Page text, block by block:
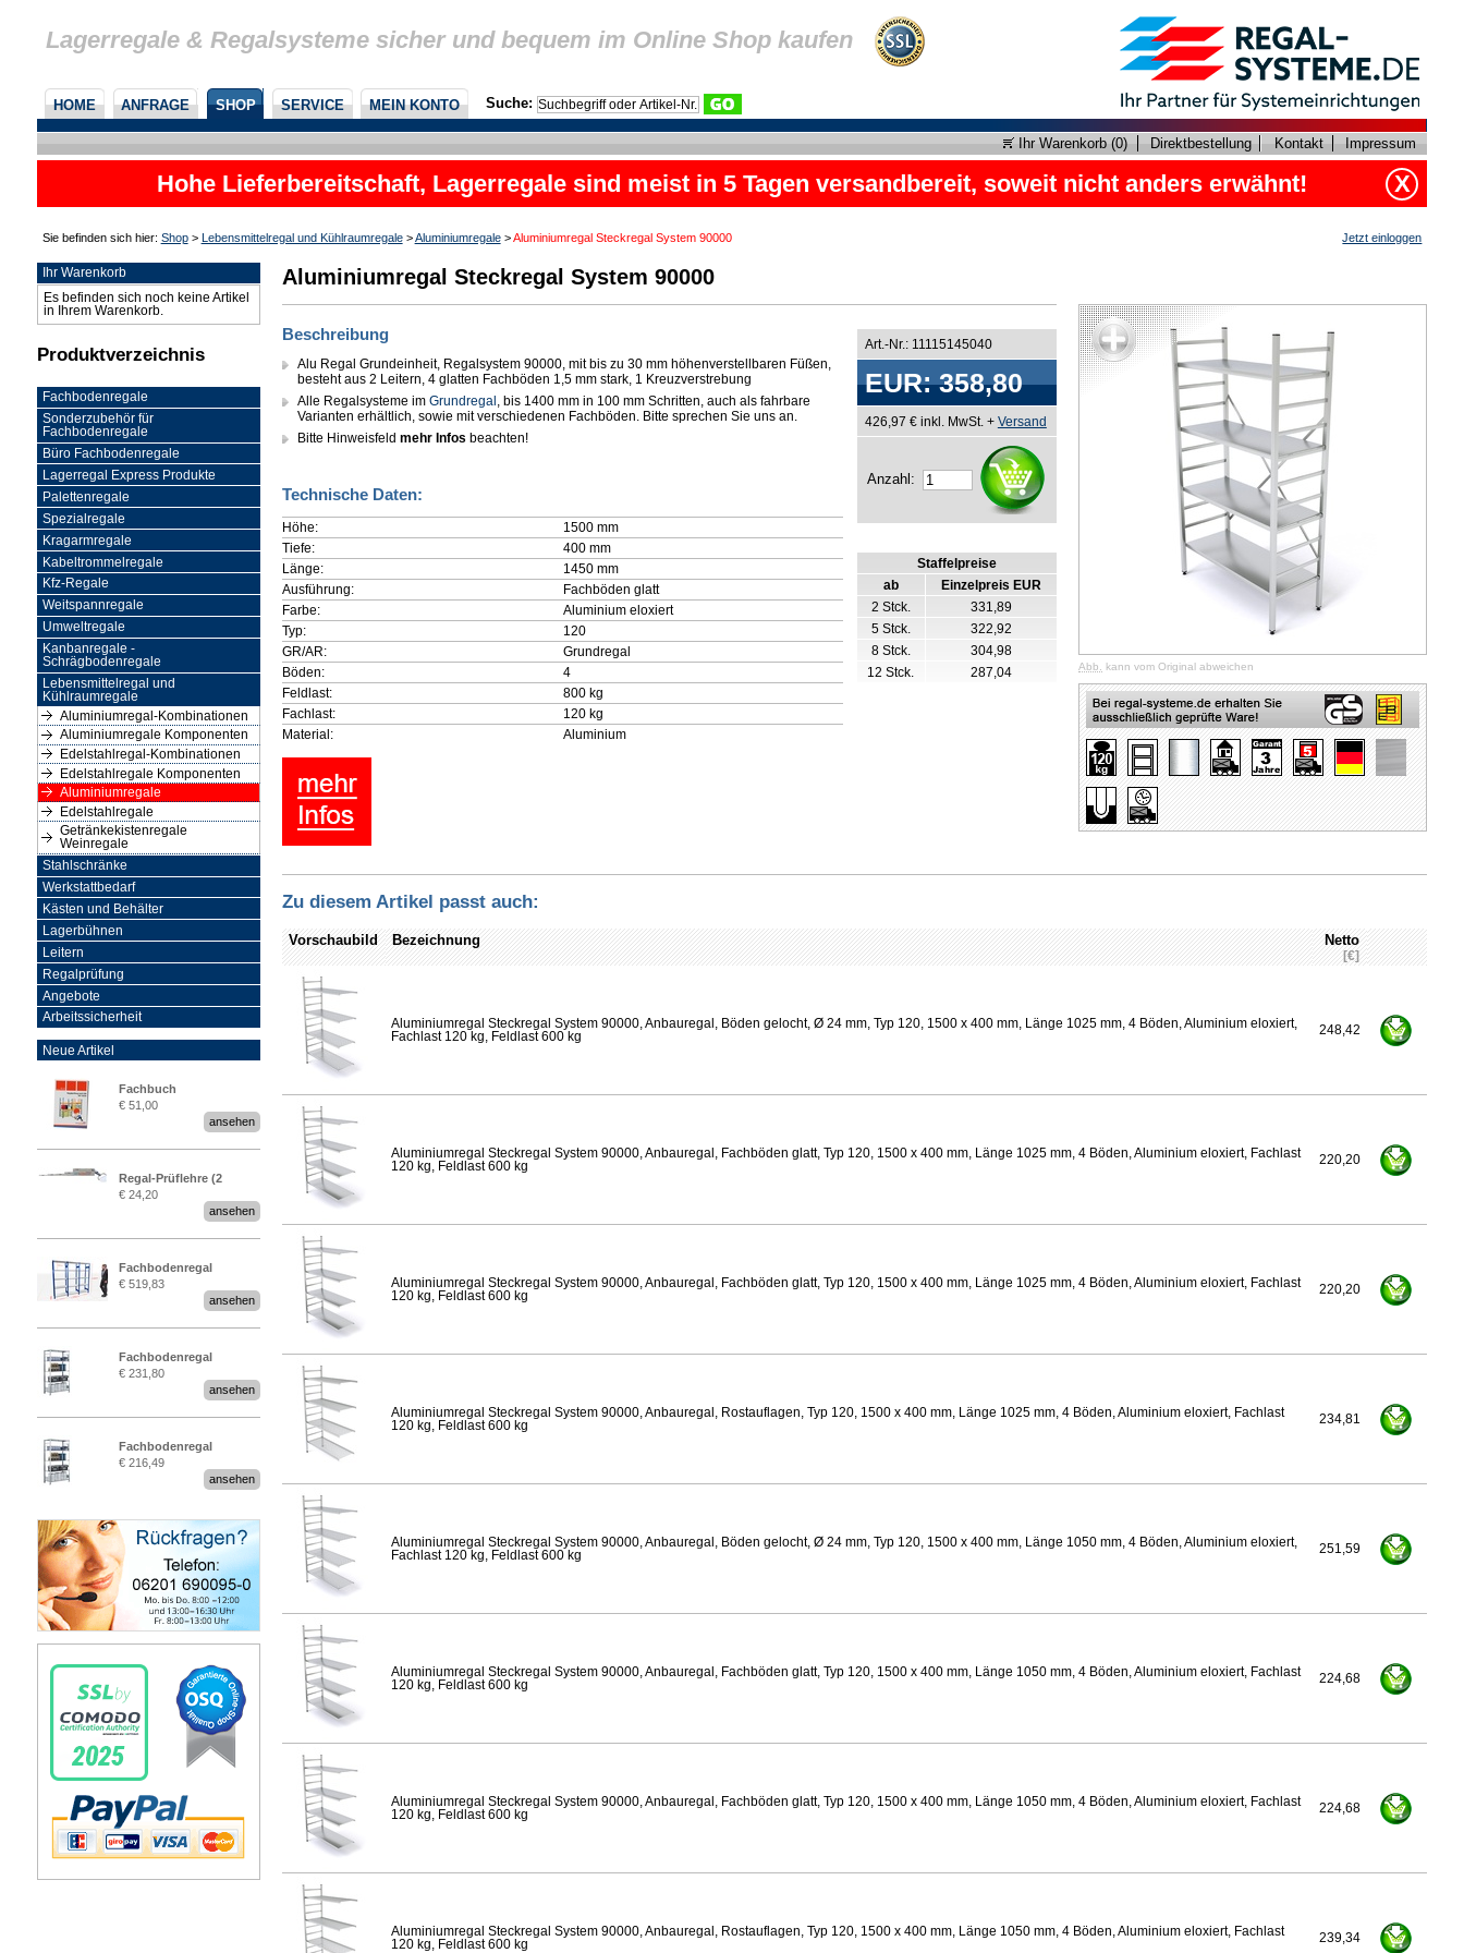
Lagerregale & Regalsysteme sicher und bequem im Online Shop kaufen
HOME ANFRAGE SHOP SERVICE MEIN KONTO Suche:
Ihr Warenkorb (0) Direktbestellung Kontakt Impressum
Hohe Lieferbereitschaft, Lagerregale sind meist in 5 Tagen versandbereit, soweit nicht anders erwähnt! X
Jetzt einloggen
Sie befinden sich hier: Shop> Lebensmittelregal und Kühlraumregale>Aluminiumregale>Aluminiumregal Steckregal System 90000
Ihr Warenkorb
Es befinden sich noch keine Artikel
in Ihrem Warenkorb.
Produktverzeichnis
Fachbodenregale
Sonderzubehör für
Fachbodenregale
Büro Fachbodenregale
Lagerregal Express Produkte
Palettenregale
Spezialregale
Kragarmregale
Kabeltrommelregale
Kfz-Regale
Weitspannregale
Umweltregale
Kanbanregale -
Schrägbodenregale
Lebensmittelregal und
Kühlraumregale
Aluminiumregal-Kombinationen
Aluminiumregale Komponenten
Edelstahlregal-Kombinationen
Edelstahlregale Komponenten
Aluminiumregale
Edelstahlregale
Getränkekistenregale
Weinregale
Stahlschränke
Werkstattbedarf
Kästen und Behälter
Lagerbühnen
Leitern
Regalprüfung
Angebote
Arbeitssicherheit
Neue Artikel
Fachbuch
„Regalprüfung nach DIN
€ 51,00
ansehen
Regal-Prüflehre (2
Stück)
€ 24,20
ansehen
Fachbodenregal
Stecksystem MultiPlus
2,25 Meter breit
€ 519,83
ansehen
Fachbodenregal
Stecksystem MultiPlus
€ 231,80
ansehen
Fachbodenregal
Stecksystem MultiPlus
€ 216,49
ansehen
Aluminiumregal Steckregal System 90000
Abb. kann vom Original abweichen
Art.-Nr.: 11115145040
EUR: 358,80
426,97 € inkl. MwSt. + Versand
Anzahl:
Staffelpreise
ab
Einzelpreis EUR
2 Stck.
331,89
5 Stck.
322,92
8 Stck.
304,98
12 Stck.
287,04
Beschreibung
Alu Regal Grundeinheit, Regalsystem 90000, mit bis zu 30 mm höhenverstellbaren Füßen,
besteht aus 2 Leitern, 4 glatten Fachböden 1,5 mm stark, 1 Kreuzverstrebung
Alle Regalsysteme imGrundregal, bis 1400 mm in 100 mm Schritten, auch als fahrbare
Varianten erhältlich, sowie mit verschiedenen Fachböden. Bitte sprechen Sie uns an.
Bitte Hinweisfeldmehr Infos beachten!
Technische Daten:
Höhe:
1500 mm
Tiefe:
400 mm
Länge:
1450 mm
Ausführung:
Fachböden glatt
Farbe:
Aluminium eloxiert
Typ:
120
GR/AR:
Grundregal
Böden:
4
Feldlast:
800 kg
Fachlast:
120 kg
Material:
Aluminium
Zu diesem Artikel passt auch:
Vorschaubild Bezeichnung Netto
[€]
Aluminiumregal Steckregal System 90000, Anbauregal, Böden gelocht, Ø 24 mm, Typ 120, 1500 x 400 mm, Länge 1025 mm, 4 Böden, Aluminium eloxiert,
Fachlast 120 kg, Feldlast 600 kg
248,42
Aluminiumregal Steckregal System 90000, Anbauregal, Fachböden glatt, Typ 120, 1500 x 400 mm, Länge 1025 mm, 4 Böden, Aluminium eloxiert, Fachlast
120 kg, Feldlast 600 kg
220,20
Aluminiumregal Steckregal System 90000, Anbauregal, Fachböden glatt, Typ 120, 1500 x 400 mm, Länge 1025 mm, 4 Böden, Aluminium eloxiert, Fachlast
120 kg, Feldlast 600 kg
220,20
Aluminiumregal Steckregal System 90000, Anbauregal, Rostauflagen, Typ 120, 1500 x 400 mm, Länge 1025 mm, 4 Böden, Aluminium eloxiert, Fachlast
120 kg, Feldlast 600 kg
234,81
Aluminiumregal Steckregal System 90000, Anbauregal, Böden gelocht, Ø 24 mm, Typ 120, 1500 x 400 mm, Länge 1050 mm, 4 Böden, Aluminium eloxiert,
Fachlast 120 kg, Feldlast 600 kg
251,59
Aluminiumregal Steckregal System 90000, Anbauregal, Fachböden glatt, Typ 120, 1500 x 400 mm, Länge 1050 mm, 4 Böden, Aluminium eloxiert, Fachlast
120 kg, Feldlast 600 kg
224,68
Aluminiumregal Steckregal System 90000, Anbauregal, Fachböden glatt, Typ 120, 1500 x 400 mm, Länge 1050 mm, 4 Böden, Aluminium eloxiert, Fachlast
120 kg, Feldlast 600 kg
224,68
Aluminiumregal Steckregal System 90000, Anbauregal, Rostauflagen, Typ 120, 1500 x 400 mm, Länge 1050 mm, 4 Böden, Aluminium eloxiert, Fachlast
120 kg, Feldlast 600 kg
239,34